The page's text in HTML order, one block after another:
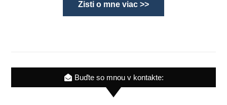
Zisti o mne viac >>
Buďte so mnou v kontakte: